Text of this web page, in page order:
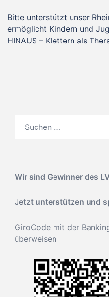
Bitte unterstützt unser
ermöglicht Kindern und
HINAUS – Klettern als
nach:
Wir sind Gewinner des
Jetzt unterstützen und
GiroCode mit der
überweisen